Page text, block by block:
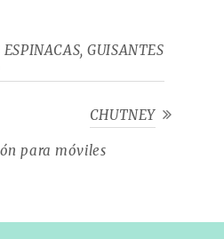
GUISANTES
CHUTNEY
para móviles